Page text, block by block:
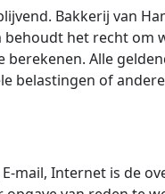
Bakkerij van
het recht om
Alle
belastingen of
mail, Internet is de